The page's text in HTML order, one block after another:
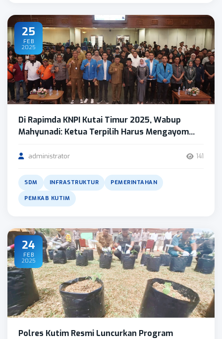
25
FEB
2025
Di Rapimda KNPI Kutai Timur 2025, Wabup
Mahyunadi: Ketua Terpilih Harus Mengayom...
administrator 141
SDM INFRASTRUKTUR PEMERINTAHAN
PEMKAB KUTIM
24
FEB
2025
Polres Kutim Resmi Luncurkan Program